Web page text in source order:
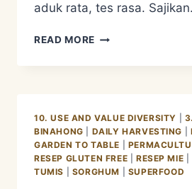
aduk rata, tes rasa. Sajikan.
READ MORE RESEP
KECIPIR
10. USE AND VALUE DIVERSITY
BINAHONG
DAILY HARVESTING
GARDEN TO TABLE
RESEP GLUTEN FREE
RESEP MIE |
TUMIS
SORGHUM SUPERFOOD